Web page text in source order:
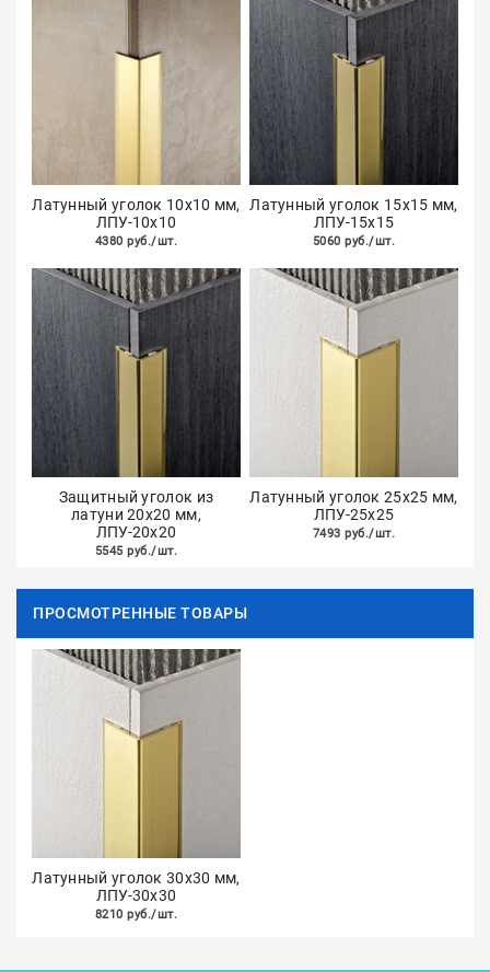
Латунный уголок 10х10 мм,
ЛПУ-10х10
4380 руб./шт.
Латунный уголок 15х15 мм,
ЛПУ-15х15
5060 руб./шт.
Защитный уголок из
латуни 20х20 мм,
ЛПУ-20х20
5545 руб./шт.
Латунный уголок 25х25 мм,
ЛПУ-25х25
7493 руб./шт.
ПРОСМОТРЕННЫЕ ТОВАРЫ
Латунный уголок 30х30 мм,
ЛПУ-30х30
8210 руб./шт.